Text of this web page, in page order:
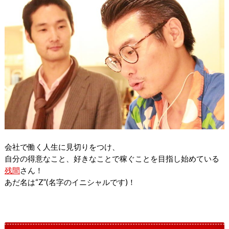
会社で働く人生に見切りをつけ、
自分の得意なこと、 好きなことで稼ぐことを目指し始めている
残間さん！
あだ名は“Z”(名字のイニシャルです)！